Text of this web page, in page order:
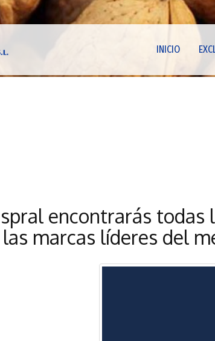
INICIO
encontrarás
marcas líderes del